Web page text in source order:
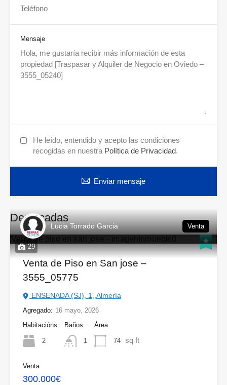
Mensaje
He leído, entendido y acepto las condiciones
recogidas en nuestra Política de Privacidad.
Enviar mensaje
Destacadas
29
Lucia Torrado Garcia Venta
Venta de Piso en San jose –
3555_05775
ENSENADA (SJ), 1,,Almería
Agregado: 16 mayo, 2026
Habitacións
2
Baños
1
Área
74 sq ft
Venta
300.000€